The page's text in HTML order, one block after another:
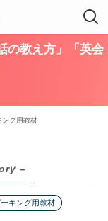
の教え方」「英会
ング用教材
–
キング用教材